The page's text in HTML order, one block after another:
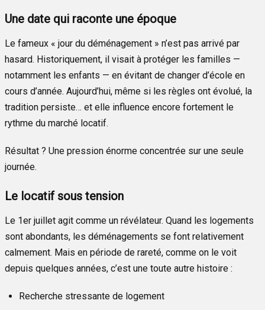
Une date qui raconte une époque
Le fameux « jour du déménagement » n’est pas arrivé par
hasard. Historiquement, il visait à protéger les familles —
notamment les enfants — en évitant de changer d’école en
cours d’année. Aujourd’hui, même si les règles ont évolué, la
tradition persiste… et elle influence encore fortement le
rythme du marché locatif.
Résultat ? Une pression énorme concentrée sur une seule
journée.
Le locatif sous tension
Le 1er juillet agit comme un révélateur. Quand les logements
sont abondants, les déménagements se font relativement
calmement. Mais en période de rareté, comme on le voit
depuis quelques années, c’est une toute autre histoire :
Recherche stressante de logement